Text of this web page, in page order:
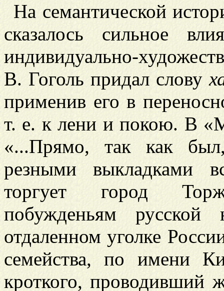
На семантической
сказалось сильное
индивидуально-
В. Гоголь придал слову
применив его в
т. е. к лени и покою. В
«...Прямо, так как
резными выкладками
торгует город
побужденьям
отдаленном уголке
семейства, по имени
кроткого, проводивший